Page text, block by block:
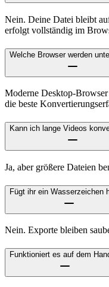
Nein. Deine Datei bleibt
erfolgt vollständig im
Welche Browser werden
Moderne Desktop-
die beste
Kann ich lange Videos
Ja, aber größere Dateien
Fügt ihr ein Wasserzeichen
Nein. Exporte bleiben
Funktioniert es auf dem